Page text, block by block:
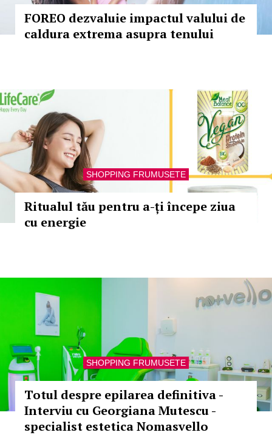
FOREO dezvaluie impactul valului de
caldura extrema asupra tenului
SHOPPING FRUMUSETE
Ritualul tău pentru a-ți începe ziua
cu energie
SHOPPING FRUMUSETE
Totul despre epilarea definitiva -
Interviu cu Georgiana Mutescu -
specialist estetica Nomasvello